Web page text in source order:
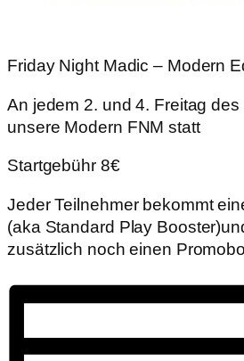
Friday Night Madic – Modern
An jedem 2. und 4. Freitag
unsere Modern FNM statt
Startgebühr 8€
Jeder Teilnehmer bekommt
(aka Standard Play
zusätzlich noch einen